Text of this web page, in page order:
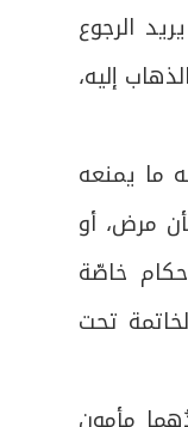
الرجوع
إليه،
ما يمنعه
مرض، أو
خاصّة
تحت